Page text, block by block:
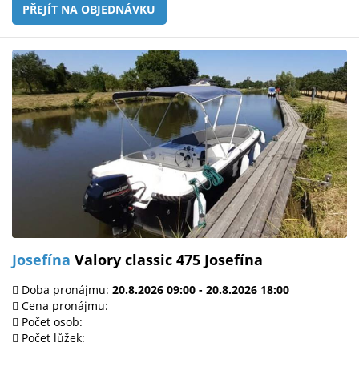
PŘEJÍT NA OBJEDNÁVKU
Josefína Valory classic 475 Josefína
Doba pronájmu: 20.8.2026 09:00 - 20.8.2026 18:00
Cena pronájmu:
Počet osob:
Počet lůžek: